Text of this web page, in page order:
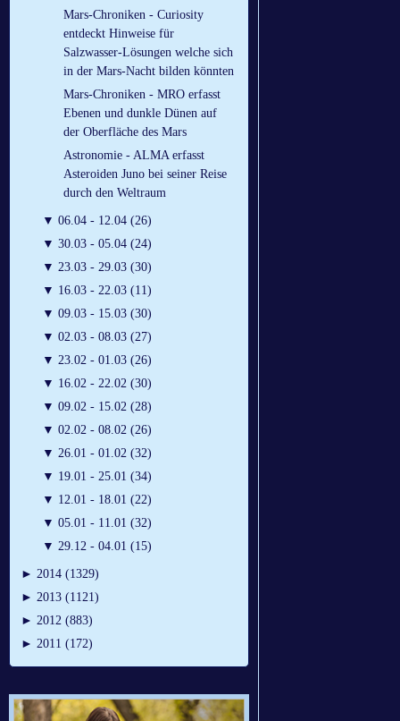
Mars-Chroniken - Curiosity
entdeckt Hinweise für
Salzwasser-Lösungen welche sich
in der Mars-Nacht bilden könnten
Mars-Chroniken - MRO erfasst
Ebenen und dunkle Dünen auf
der Oberfläche des Mars
Astronomie - ALMA erfasst
Asteroiden Juno bei seiner Reise
durch den Weltraum
▼ 06.04 - 12.04 (26)
▼ 30.03 - 05.04 (24)
▼ 23.03 - 29.03 (30)
▼ 16.03 - 22.03 (11)
▼ 09.03 - 15.03 (30)
▼ 02.03 - 08.03 (27)
▼ 23.02 - 01.03 (26)
▼ 16.02 - 22.02 (30)
▼ 09.02 - 15.02 (28)
▼ 02.02 - 08.02 (26)
▼ 26.01 - 01.02 (32)
▼ 19.01 - 25.01 (34)
▼ 12.01 - 18.01 (22)
▼ 05.01 - 11.01 (32)
▼ 29.12 - 04.01 (15)
► 2014 (1329)
► 2013 (1121)
► 2012 (883)
► 2011 (172)